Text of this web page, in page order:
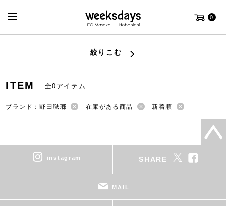
0
絞りこむ
ITEM 全0アイテム
ブランド：野田琺瑯 在庫がある商品 新着順
instagram SHARE
MAIL